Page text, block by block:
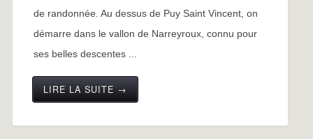
de randonnée. Au dessus de Puy Saint Vincent, on
démarre dans le vallon de Narreyroux, connu pour
ses belles descentes ...
LIRE LA SUITE →